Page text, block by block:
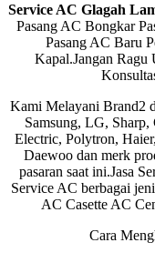
Service AC Glagah
Pasang AC Bongkar
Pasang AC Baru
Kapal.Jangan
Kami Melayani Brand2
Samsung, LG,
Electric, Polytron,
Daewoo dan merk
pasaran saat ini.Jasa
Service AC berbagai
AC Casette AC
Cara